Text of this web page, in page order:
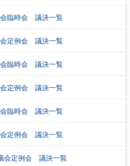
臨時会 議決一覧
定例会 議決一覧
臨時会 議決一覧
定例会 議決一覧
臨時会 議決一覧
定例会 議決一覧
会定例会 議決一覧